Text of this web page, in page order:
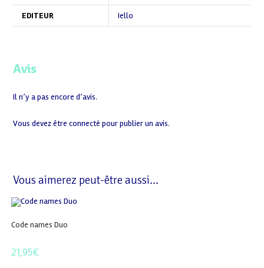
EDITEUR Iello
Avis
Il n’y a pas encore d’avis.
Vous devez êtreconnecté pour publier un avis.
Vous aimerez peut-être aussi…
Code names Duo
21,95€